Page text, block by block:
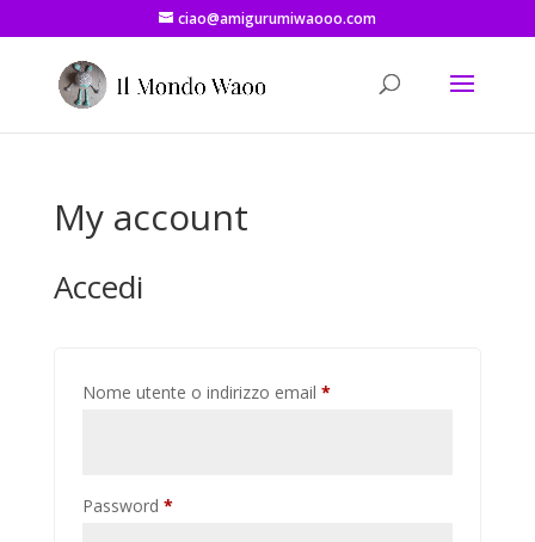
ciao@amigurumiwaooo.com
My account
Accedi
Nome utente o indirizzo email *Richiesto
Password *Richiesto